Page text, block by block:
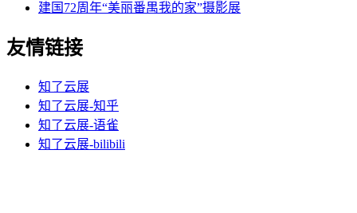
建国72周年“美丽番禺我的家”摄影展
友情链接
知了云展
知了云展-知乎
知了云展-语雀
知了云展-bilibili